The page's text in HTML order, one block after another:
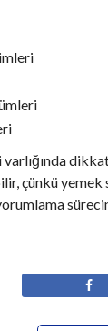
varlığında
çünkü